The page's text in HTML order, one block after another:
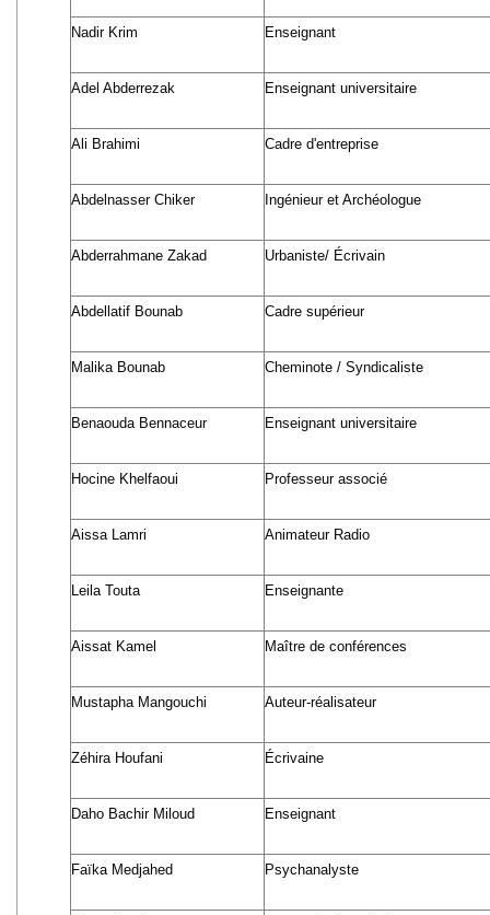
Nadir Krim Enseignant
Adel Abderrezak Enseignant universitaire
Ali Brahimi Cadre d'entreprise
Abdelnasser Chiker Ingénieur et Archéologue
Abderrahmane Zakad Urbaniste/ Écrivain
Abdellatif Bounab Cadre supérieur
Malika Bounab Cheminote / Syndicaliste
Benaouda Bennaceur Enseignant universitaire
Hocine Khelfaoui Professeur associé
Aissa Lamri Animateur Radio
Leila Touta Enseignante
Aissat Kamel Maître de conférences
Mustapha Mangouchi Auteur-réalisateur
Zéhira Houfani Écrivaine
Daho Bachir Miloud Enseignant
Faïka Medjahed Psychanalyste